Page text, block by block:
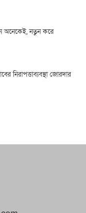
অনেকেই, নতুন করে
নিরাপত্তাব্যবস্থা জোরদার